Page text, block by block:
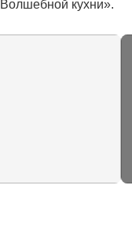
кухни».